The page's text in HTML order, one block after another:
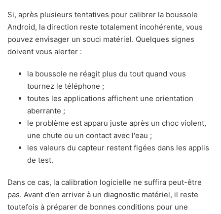
Si, après plusieurs tentatives pour calibrer la boussole
Android, la direction reste totalement incohérente, vous
pouvez envisager un souci matériel. Quelques signes
doivent vous alerter :
la boussole ne réagit plus du tout quand vous
tournez le téléphone ;
toutes les applications affichent une orientation
aberrante ;
le problème est apparu juste après un choc violent,
une chute ou un contact avec l'eau ;
les valeurs du capteur restent figées dans les applis
de test.
Dans ce cas, la calibration logicielle ne suffira peut-être
pas. Avant d'en arriver à un diagnostic matériel, il reste
toutefois à préparer de bonnes conditions pour une